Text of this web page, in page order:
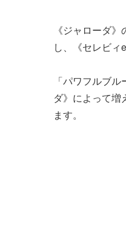
《ジャローダ
し、《セレビィ
「パワフルブ
ダ》によって増
ます。